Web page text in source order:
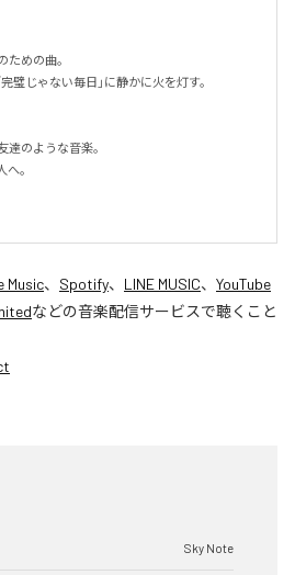
ための曲。
璧じゃない毎日」に静かに火を灯す。
達のような音楽。
。
Music、 Spotify、 LINE MUSIC、 YouTube
などの音楽配信サービスで聴くこと
Sky Note